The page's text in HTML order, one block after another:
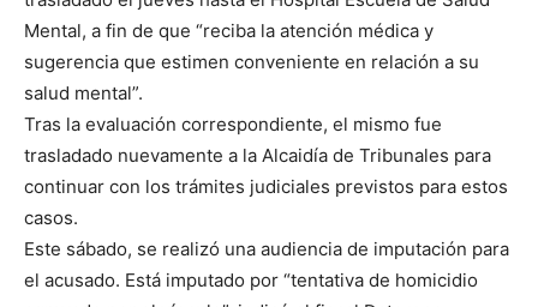
Mental, a fin de que “reciba la atención médica y
sugerencia que estimen conveniente en relación a su
salud mental”.
Tras la evaluación correspondiente, el mismo fue
trasladado nuevamente a la Alcaidía de Tribunales para
continuar con los trámites judiciales previstos para estos
casos.
Este sábado, se realizó una audiencia de imputación para
el acusado. Está imputado por “tentativa de homicidio